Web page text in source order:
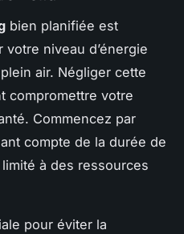
bien planifiée est
niveau d’énergie
air. Négliger cette
compromettre votre
Commencez par
compte de la durée de
à des ressources
pour éviter la